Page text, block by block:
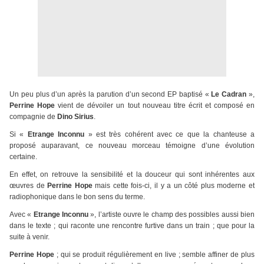
Un peu plus d’un après la parution d’un second EP baptisé « Le Cadran »,
Perrine Hope vient de dévoiler un tout nouveau titre écrit et composé en
compagnie de Dino Sirius.
Si « Etrange Inconnu » est très cohérent avec ce que la chanteuse a
proposé auparavant, ce nouveau morceau témoigne d’une évolution
certaine.
En effet, on retrouve la sensibilité et la douceur qui sont inhérentes aux
œuvres de Perrine Hopemais cette fois-ci, il y a un côté plus moderne et
radiophonique dans le bon sens du terme.
Avec « Etrange Inconnu », l’artiste ouvre le champ des possibles aussi bien
dans le texte ; qui raconte une rencontre furtive dans un train ; que pour la
suite à venir.
Perrine Hope; qui se produit régulièrement en live ; semble affiner de plus